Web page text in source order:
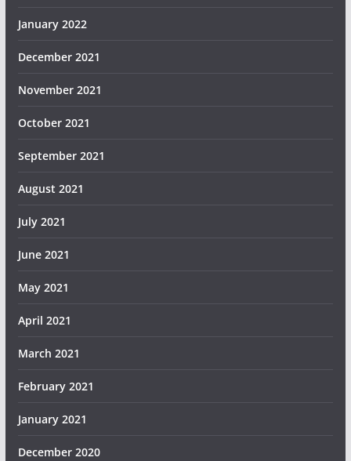
January 2022
December 2021
November 2021
October 2021
September 2021
August 2021
July 2021
June 2021
May 2021
April 2021
March 2021
February 2021
January 2021
December 2020